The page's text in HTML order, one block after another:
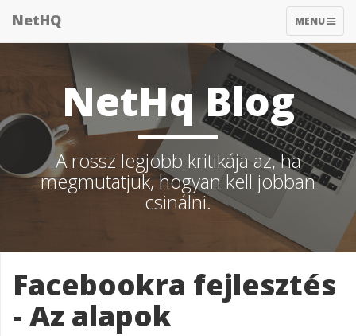
TOGGLE
MENU
NetHQ
NetHq Blog
A rossz legjobb kritikája az, ha
megmutatjuk, hogyan kell jobban
csinálni.
Facebookra fejlesztés
- Az alapok